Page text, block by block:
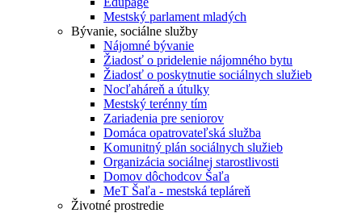
Mestský parlament mladých
Bývanie, sociálne služby
Nájomné bývanie
Žiadosť o pridelenie nájomného bytu
Žiadosť o poskytnutie sociálnych služieb
Nocľaháreň a útulky
Mestský terénny tím
Zariadenia pre seniorov
Domáca opatrovateľská služba
Komunitný plán sociálnych služieb
Organizácia sociálnej starostlivosti
Domov dôchodcov Šaľa
MeT Šaľa - mestská tepláreň
Životné prostredie